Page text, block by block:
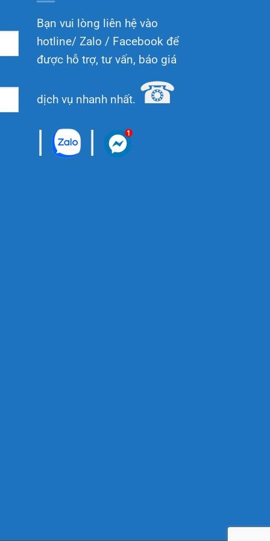
Bạn vui lòng liên hệ vào
hotline/ Zalo / Facebook để
được hỗ trợ, tư vấn, báo giá
dịch vụ nhanh nhất. ☎
|
|